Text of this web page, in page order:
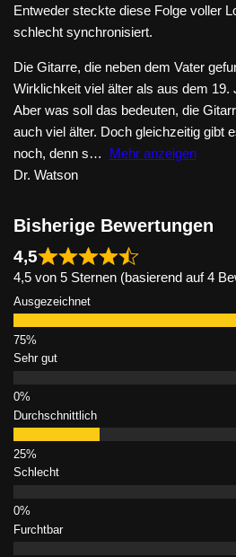
Entweder steckte diese Folge voller
schlecht synchronisiert.
Die Gitarre, die neben dem Vater
Wirklichkeit viel älter als aus dem 19.
Aber was soll das bedeuten, die
auch viel älter. Doch gleichzeitig gibt
noch, denn s
Mehr anzeigen
Dr. Watson
Bisherige Bewertungen
4,5
4,5 von 5 Sternen (basierend auf 4
Ausgezeichnet
Sehr gut
Durchschnittlich
Schlecht
Furchtbar